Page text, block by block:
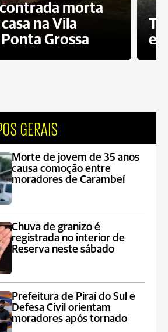
morta
na Vila
Grossa
e
GERAIS
Morte de jovem de 35 anos
causa comoção entre
moradores de Carambeí
Chuva de granizo é
registrada no interior de
Reserva neste sábado
Prefeitura de Piraí do Sul e
Defesa Civil orientam
moradores após tornado